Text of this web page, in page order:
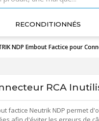
RECONDITIONNÉS
NDP Embout Factice pour
RCA
factice Neutrik NDP permet